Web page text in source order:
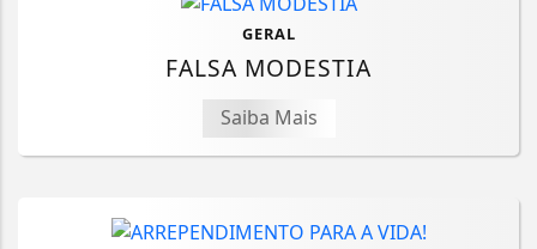
GERAL
FALSA MODESTIA
Saiba Mais